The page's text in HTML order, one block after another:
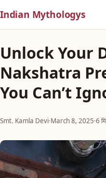
Indian Mythologys
Unlock Your
Nakshatra
You Can’t
Smt. Kamla Devi·March 8, 2025·6